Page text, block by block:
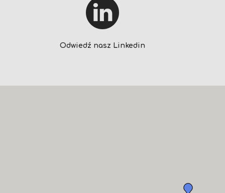
Odwiedź nasz Linkedin